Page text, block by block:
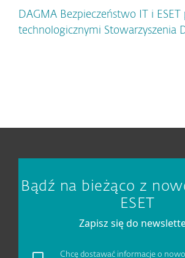
DAGMA Bezpieczeństwo IT i
technologicznymi Stowarzyszenia